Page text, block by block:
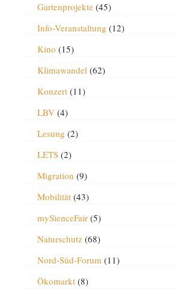
Gartenprojekte(45)
Info-Veranstaltung (12)
Kino (15)
Klimawandel(62)
Konzert(11)
LBV(4)
Lesung (2)
LETS(2)
Migration (9)
Mobilität(43)
mySienceFair(5)
Naturschutz(68)
Nord-Süd-Forum(11)
Ökomarkt(8)